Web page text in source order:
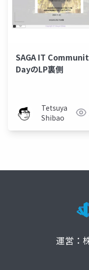
SAGA IT
DayのLP裏側
Tetsuya
Shibao
運営：